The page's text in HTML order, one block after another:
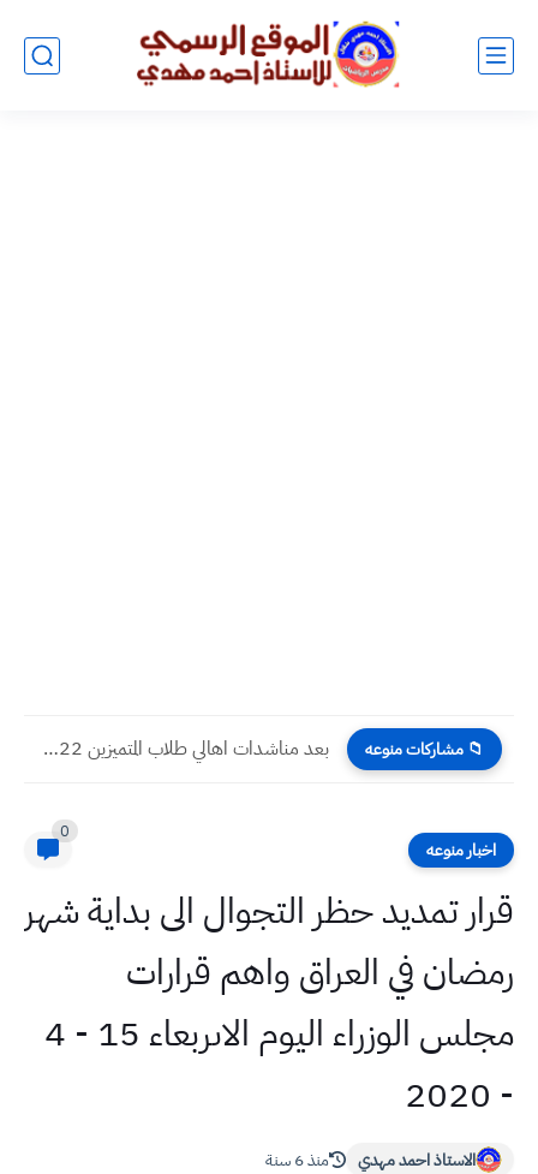
📁 مشاركات منوعه بعد مناشدات اهالي طلاب المتميزين 2022 اسمع بالصوت الوزارة ترد...
اخبار منوعه
0
قرار تمديد حظر التجوال الى بداية شهر
رمضان في العراق واهم قرارات
مجلس الوزراء اليوم الاىربعاء 15 - 4
- 2020
الاستاذ احمد مهدي منذ 6 سنة